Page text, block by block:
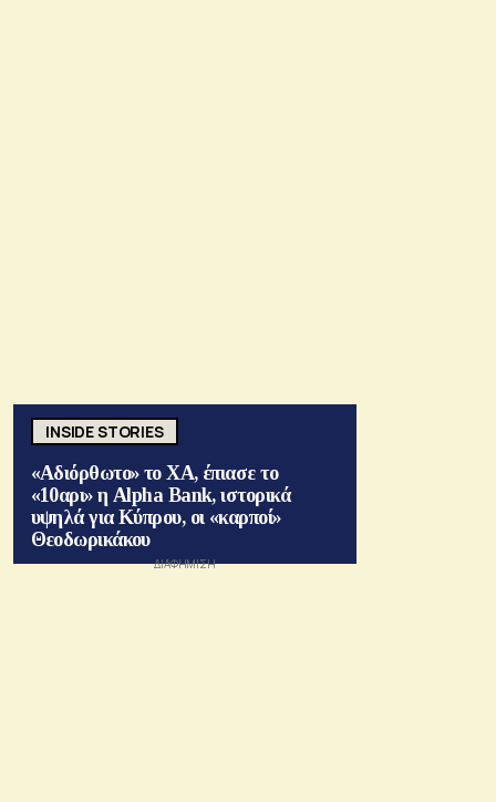
INSIDE STORIES
«Αδιόρθωτο» το ΧΑ, έπιασε το
«10αρι» η Alpha Bank, ιστορικά
υψηλά για Κύπρου, οι «καρποί»
Θεοδωρικάκου